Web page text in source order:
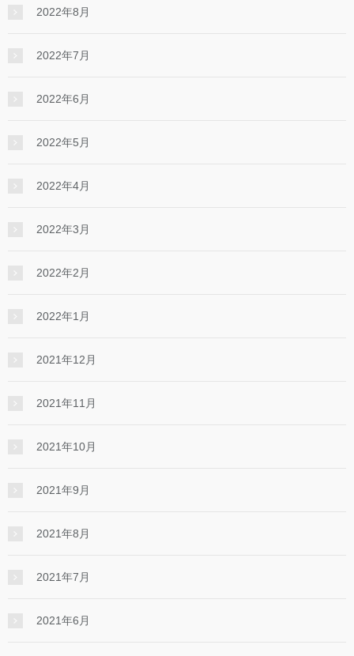
2022年8月
2022年7月
2022年6月
2022年5月
2022年4月
2022年3月
2022年2月
2022年1月
2021年12月
2021年11月
2021年10月
2021年9月
2021年8月
2021年7月
2021年6月